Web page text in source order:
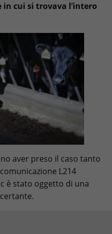
cui si trovava l’intero
aver preso il caso tanto
L214
è stato oggetto di una